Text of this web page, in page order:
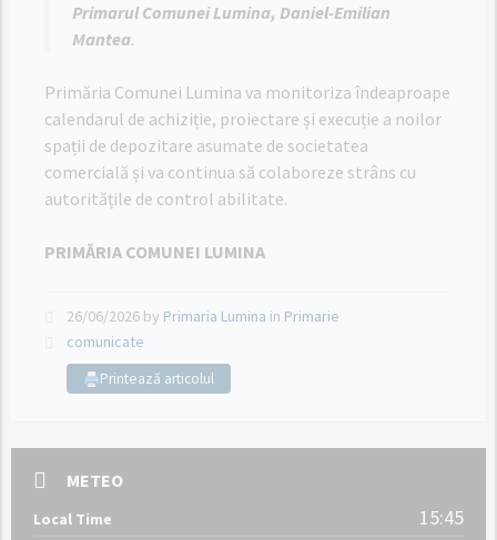
Primarul Comunei Lumina, Daniel-Emilian
Mantea.
Primăria Comunei Lumina va monitoriza îndeaproape
calendarul de achiziție, proiectare și execuție a noilor
spații de depozitare asumate de societatea
comercială și va continua să colaboreze strâns cu
autoritățile de control abilitate.
PRIMĂRIA COMUNEI LUMINA
26/06/2026 by Primaria Lumina in Primarie
comunicate
Printează articolul
METEO
Local Time 15:45